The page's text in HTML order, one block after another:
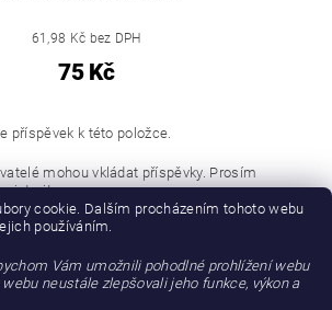
61,98 Kč bez DPH
75 Kč
příspěvek k této položce.
mohou vkládat příspěvky. Prosím
.
příspěvek k této položce.
cookie. Dalším procházením tohoto webu
používáním.
Vám umožnili pohodlné prohlížení webu
neustále zlepšovali jeho funkce, výkon a